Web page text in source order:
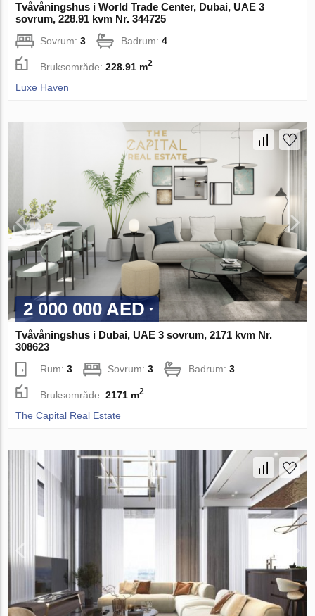
Tvåvåningshus i World Trade Center, Dubai, UAE 3
sovrum, 228.91 kvm Nr. 344725
Sovrum:3 Badrum:4
Bruksområde:228.91 m2
Luxe Haven
2 000 000 AED
Tvåvåningshus i Dubai, UAE 3 sovrum, 2171 kvm Nr.
308623
Rum:3 Sovrum:3 Badrum:3
Bruksområde:2171 m2
The Capital Real Estate